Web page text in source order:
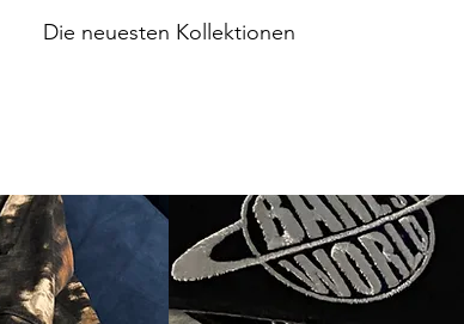
Die neuesten Kollektionen